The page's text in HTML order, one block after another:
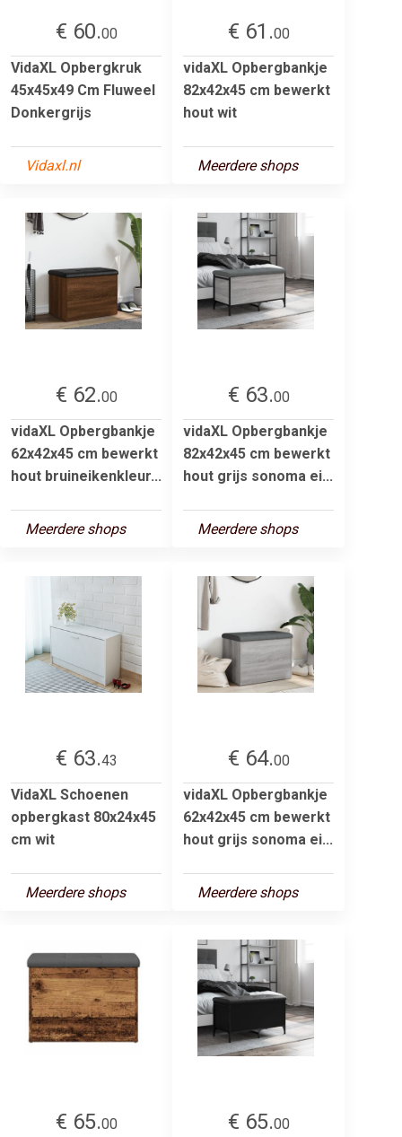
€ 60.00
VidaXL Opbergkruk
45x45x49 Cm Fluweel
Donkergrijs
Vidaxl.nl
€ 61.00
vidaXL Opbergbankje
82x42x45 cm bewerkt
hout wit
Meerdere shops
€ 62.00
vidaXL Opbergbankje
62x42x45 cm bewerkt
hout bruineikenkleur...
Meerdere shops
€ 63.00
vidaXL Opbergbankje
82x42x45 cm bewerkt
hout grijs sonoma ei...
Meerdere shops
€ 63.43
VidaXL Schoenen
opbergkast 80x24x45
cm wit
Meerdere shops
€ 64.00
vidaXL Opbergbankje
62x42x45 cm bewerkt
hout grijs sonoma ei...
Meerdere shops
€ 65.00
€ 65.00